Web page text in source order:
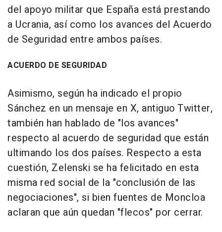
del apoyo militar que España está prestando
a Ucrania, así como los avances del Acuerdo
de Seguridad entre ambos países.
ACUERDO DE SEGURIDAD
Asimismo, según ha indicado el propio
Sánchez en un mensaje en X, antiguo Twitter,
también han hablado de "los avances"
respecto al acuerdo de seguridad que están
ultimando los dos países. Respecto a esta
cuestión, Zelenski se ha felicitado en esta
misma red social de la "conclusión de las
negociaciones", si bien fuentes de Moncloa
aclaran que aún quedan "flecos" por cerrar.